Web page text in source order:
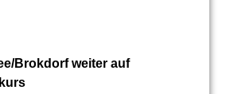
Brokdorf weiter auf